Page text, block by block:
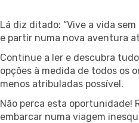
Lá diz ditado: “Vive a vida
e partir numa nova aventura
Continue a ler e descubra
opções à medida de todos os
menos atribuladas possível.
Não perca esta oportunidade!
embarcar numa viagem